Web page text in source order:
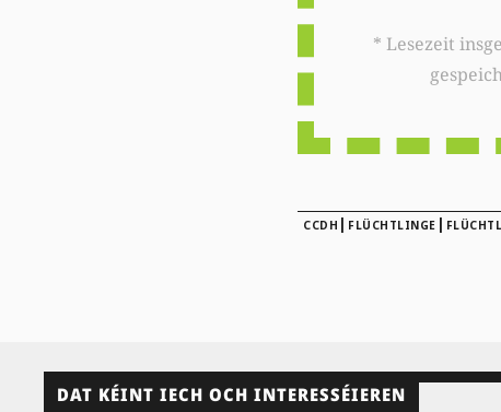
* Lesezeit insgesamt auf woxx.lu: 0
CCDH | FLÜCHTLINGE |
DAT KÉINT IECH OCH INTERESSÉIEREN